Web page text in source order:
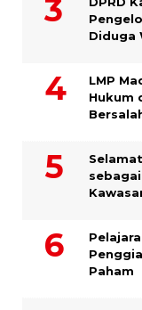
Diduga
LMP
Hukum
Paham